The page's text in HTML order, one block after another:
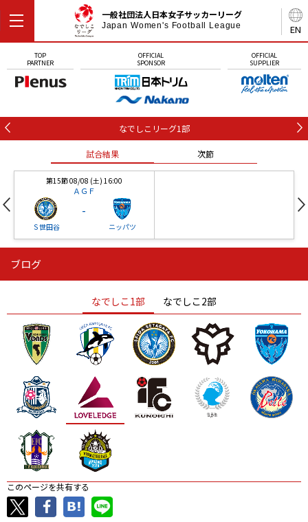
EN
一般社団法人日本女子サッカーリーグ
Japan Women's Football League
TOP
PARTNER
OFFICIAL
SPONSOR
OFFICIAL
SUPPLIER
なでしこリーグ1部
試合結果 次節
第15節 08/08 (土) 16:00
ＡＧＦ
Ｓ世田谷
-
ニッパツ
ニッパツ
ニッパツ 名古屋
石人の星
静岡 愛媛Ｌ
ブログ
なでしこ1部 なでしこ2部
このページを共有する